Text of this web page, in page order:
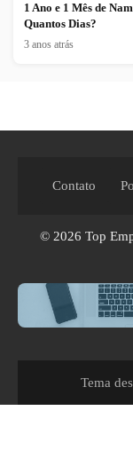
1 Ano e 1 Mês de
Quantos Dias?
3 anos atrás
Contato
© 2026 Top
Tema